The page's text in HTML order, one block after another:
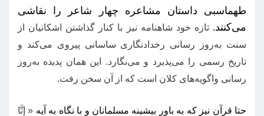
طهماسبی داستان مشاعره چهار شاعر را نقاشی
می‌کنند.تازه خود شاهنامه نیز با کنار گذاشتن اشکانیان از
سنت به‌روز رسانی رخدادنگاری ساسانی پیروی می‌کند و
تاریخ رسمی را می‌پذیرد و می‌نگارد.
این همان پدیده به‌روز
رسانی واگویه‌های کلان است که از آن سخن رفت.
حتا قرآن نیز که به باور بیشینه مسلمانان و با نگاه به آیه « إِنَّا